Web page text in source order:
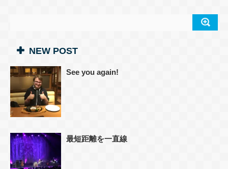
NEW POST
See you again!
最短距離を一直線